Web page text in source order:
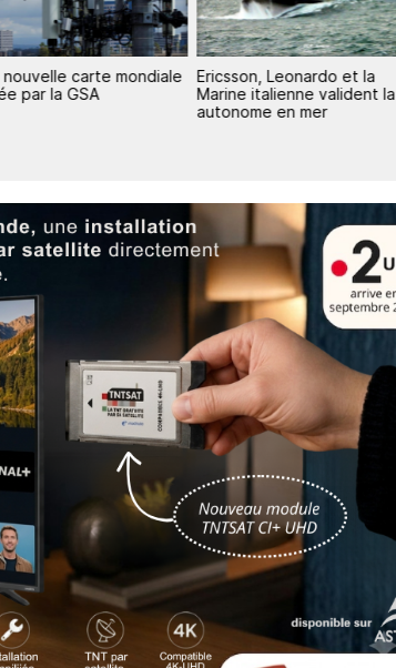
nouvelle carte mondiale
par la GSA
Ericsson, Leonardo et la
Marine italienne valident
autonome en mer